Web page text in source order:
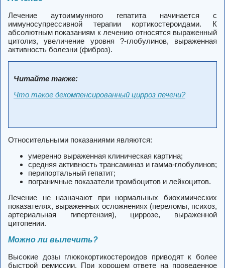
Лечение аутоиммунного гепатита начинается с
иммуносупрессивной терапии кортикостероидами. К
абсолютным показаниям к лечению относятся выраженный
цитолиз, увеличение уровня ?-глобулинов, выраженная
активность болезни (фиброз).
Читайте также:
Что такое декомпенсированный цирроз печени?
Относительными показаниями являются:
умеренно выраженная клиническая картина;
средняя активность трансаминаз и гамма-глобулинов;
перипортальный гепатит;
пограничные показатели тромбоцитов и лейкоцитов.
Лечение не назначают при нормальных биохимических
показателях, выраженных осложнениях (переломы, психоз,
артериальная гипертензия), циррозе, выраженной
цитопении.
Можно ли вылечить?
Высокие дозы глюкокортикостероидов приводят к более
быстрой ремиссии. При хорошем ответе на проведенное